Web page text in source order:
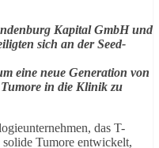
Kapital GmbH und
sich an der Seed-
eine neue Generation von
in die Klinik zu
das T-
solide Tumore entwickelt,